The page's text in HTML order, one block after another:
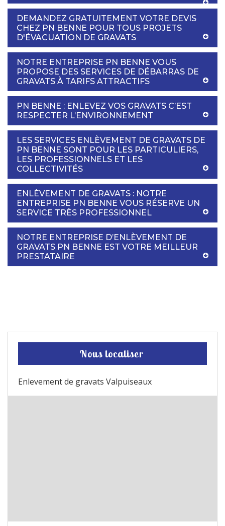
DEMANDEZ GRATUITEMENT VOTRE DEVIS
CHEZ PN BENNE POUR TOUS PROJETS
D'ÉVACUATION DE GRAVATS
NOTRE ENTREPRISE PN BENNE VOUS
PROPOSE DES SERVICES DE DÉBARRAS DE
GRAVATS À TARIFS ATTRACTIFS
PN BENNE : ENLEVEZ VOS GRAVATS C’EST
RESPECTER L’ENVIRONNEMENT
LES SERVICES ENLÈVEMENT DE GRAVATS DE
PN BENNE SONT POUR LES PARTICULIERS,
LES PROFESSIONNELS ET LES
COLLECTIVITÉS
ENLÈVEMENT DE GRAVATS : NOTRE
ENTREPRISE PN BENNE VOUS RÉSERVE UN
SERVICE TRÈS PROFESSIONNEL
NOTRE ENTREPRISE D’ENLÈVEMENT DE
GRAVATS PN BENNE EST VOTRE MEILLEUR
PRESTATAIRE
Nous localiser
Enlevement de gravats Valpuiseaux